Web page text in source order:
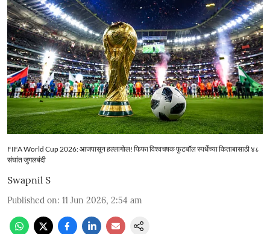
FIFA World Cup 2026: आजपासून हल्लागोल! फिफा विश्वचषक फुटबॉल स्पर्धेच्या किताबासाठी ४८
संघांत जुगलबंदी
Swapnil S
Published on: 11 Jun 2026, 2:54 am